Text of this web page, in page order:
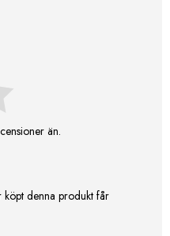
än.
köpt denna produkt får